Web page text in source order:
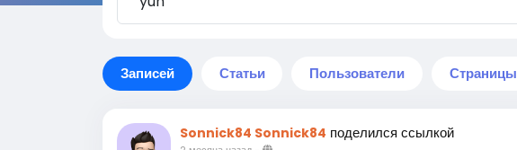
Записей Статьи Пользователи Страницы
Sonnick84 Sonnick84 поделился ссылкой